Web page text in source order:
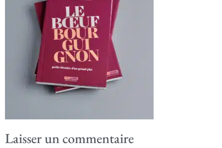
Laisser un commentaire